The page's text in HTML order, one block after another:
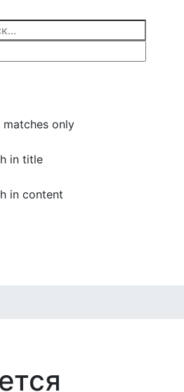
matches only
in title
in content